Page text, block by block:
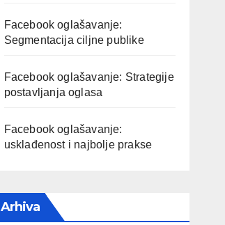
Facebook oglašavanje:
Segmentacija ciljne publike
Facebook oglašavanje: Strategije
postavljanja oglasa
Facebook oglašavanje:
usklađenost i najbolje prakse
Arhiva